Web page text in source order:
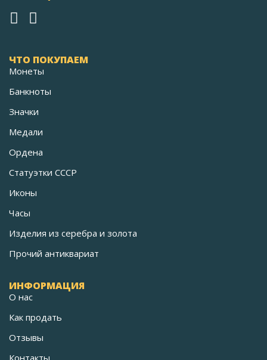
ЧТО ПОКУПАЕМ
Монеты
Банкноты
Значки
Медали
Ордена
Статуэтки СССР
Иконы
Часы
Изделия из серебра и золота
Прочий антиквариат
ИНФОРМАЦИЯ
О нас
Как продать
Отзывы
Контакты